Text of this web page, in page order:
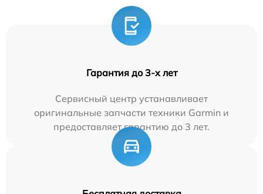
Гарантия до 3-х лет
Сервисный центр устанавливает
оригинальные запчасти техники Garmin и
предоставляет гарантию до 3 лет.